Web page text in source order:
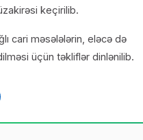
keçirilib.
cari məsələlərin, eləcə də
üçün təkliflər dinlənilib.